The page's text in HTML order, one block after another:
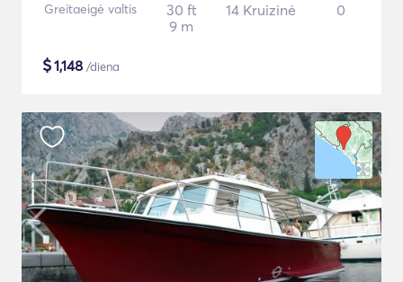
Greitaeigė valtis
30 ft
9 m
14 Kruizinė 0
$1,148 /diena